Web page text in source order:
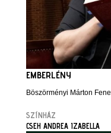
EMBERLÉNY
Böszörményi Márton
SZÍNHÁZ
CSEH ANDREA IZABELLA